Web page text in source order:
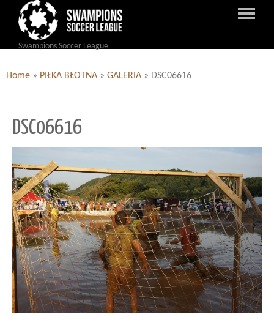
Swampions Soccer League
Home » PIŁKA BŁOTNA » GALERIA » DSC06616
DSC06616